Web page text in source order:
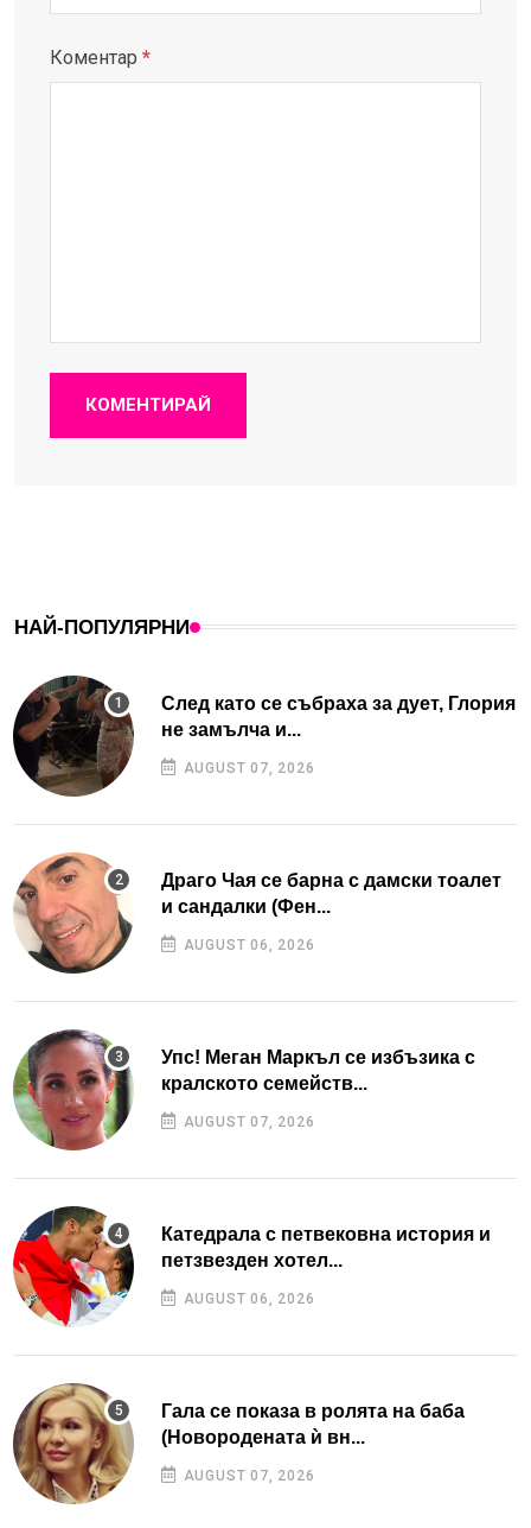
Коментар *
КОМЕНТИРАЙ
НАЙ-ПОПУЛЯРНИ
След като се събраха за дует, Глория
не замълча и...
AUGUST 07, 2026
Драго Чая се барна с дамски тоалет
и сандалки (Фен...
AUGUST 06, 2026
Упс! Меган Маркъл се избъзика с
кралското семейств...
AUGUST 07, 2026
Катедрала с петвековна история и
петзвезден хотел...
AUGUST 06, 2026
Гала се показа в ролята на баба
(Новородената ѝ вн...
AUGUST 07, 2026